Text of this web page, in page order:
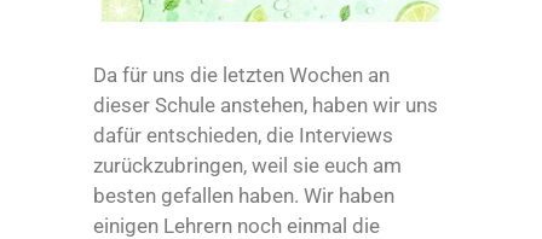
Da für uns die letzten Wochen an
dieser Schule anstehen, haben wir uns
dafür entschieden, die Interviews
zurückzubringen, weil sie euch am
besten gefallen haben. Wir haben
einigen Lehrern noch einmal die